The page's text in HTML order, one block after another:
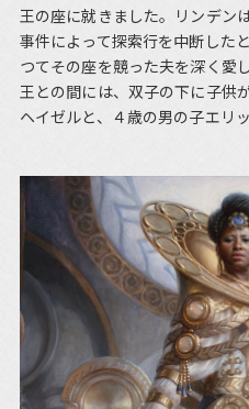
王の座に就きました。リンデン
事件によって探索行を中断した
つてその座を競った夫を深く愛
王との間には、双子の下に子供
ヘイゼルと、４歳の男の子エリッ